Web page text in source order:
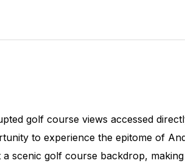
golf course views accessed
to experience the epitome of
scenic golf course backdrop,